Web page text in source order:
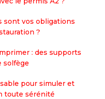
sont vos obligations
?
: des supports
solfège
pour simuler et
toute sérénité